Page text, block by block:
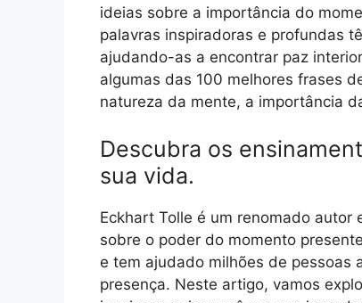
ideias sobre a importância do
palavras inspiradoras e profundas
ajudando-as a encontrar paz
algumas das 100 melhores frases
natureza da mente, a importância
Descubra os
sua vida.
Eckhart Tolle é um renomado
sobre o poder do momento
e tem ajudado milhões de pessoas
presença. Neste artigo, vamos